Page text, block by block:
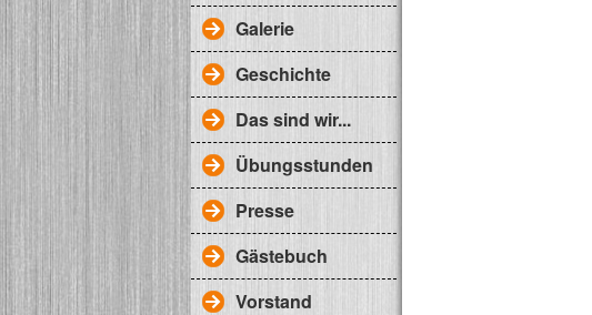
Galerie
Geschichte
Das sind wir...
Übungsstunden
Presse
Gästebuch
Vorstand